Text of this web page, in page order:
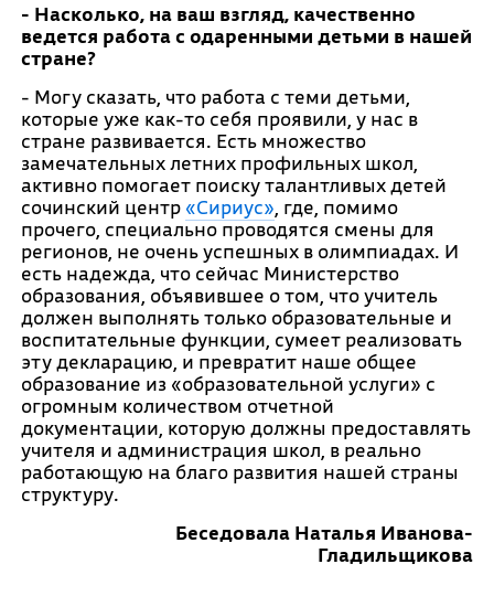
- Насколько, на ваш взгляд, качественно
ведется работа с одаренными детьми в нашей
стране?
- Могу сказать, что работа с теми детьми,
которые уже как-то себя проявили, у нас в
стране развивается. Есть множество
замечательных летних профильных школ,
активно помогает поиску талантливых детей
сочинский центр «Сириус», где, помимо
прочего, специально проводятся смены для
регионов, не очень успешных в олимпиадах. И
есть надежда, что сейчас Министерство
образования, объявившее о том, что учитель
должен выполнять только образовательные и
воспитательные функции, сумеет реализовать
эту декларацию, и превратит наше общее
образование из «образовательной услуги» с
огромным количеством отчетной
документации, которую должны предоставлять
учителя и администрация школ, в реально
работающую на благо развития нашей страны
структуру.
Беседовала Наталья Иванова-
Гладильщикова